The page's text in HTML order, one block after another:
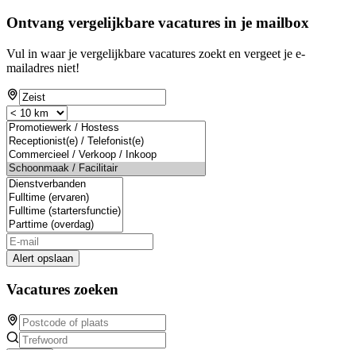
Ontvang vergelijkbare vacatures in je mailbox
Vul in waar je vergelijkbare vacatures zoekt en vergeet je e-
mailadres niet!
Alert opslaan
Vacatures zoeken